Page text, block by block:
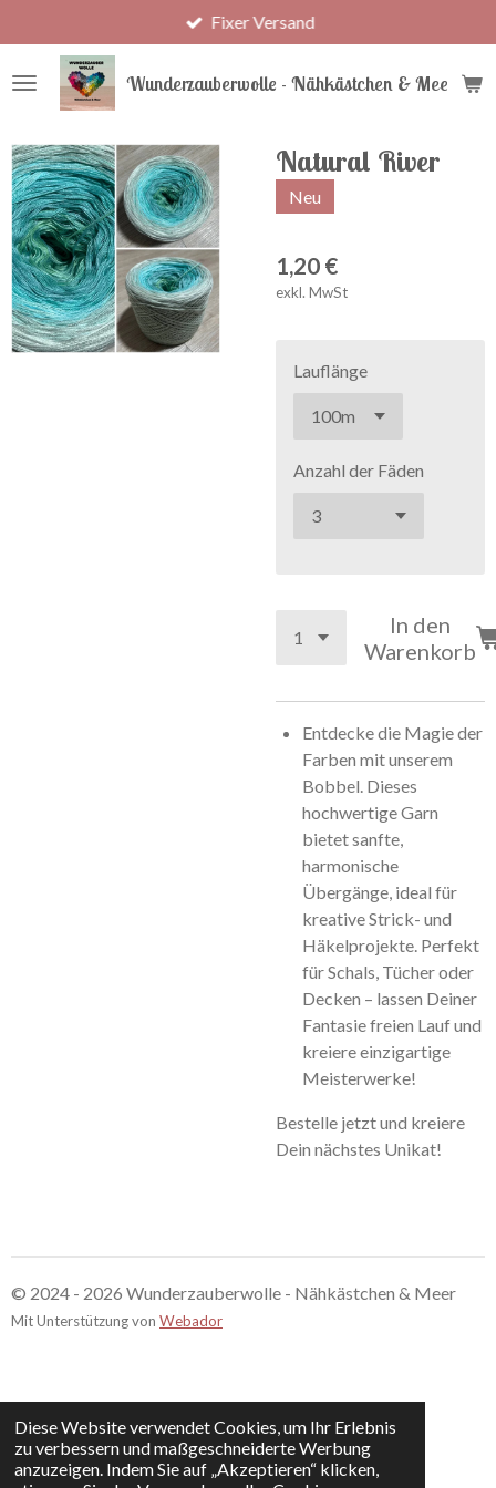
Diese Website verwendet Cookies, um Ihr Erlebnis
zu verbessern und maßgeschneiderte Werbung
anzuzeigen. Indem Sie auf „Akzeptieren“ klicken,
Hauptinhalt
springen
Wunderzauberwolle - Nähkästchen & Meer
Fixer Versand
Natural River
Neu
1,20 €
exkl. MwSt
Lauflänge
Anzahl der Fäden
In den
Warenkorb
Entdecke die Magie der
Farben mit unserem
Bobbel. Dieses
hochwertige Garn
bietet sanfte,
harmonische
Übergänge, ideal für
kreative Strick- und
Häkelprojekte. Perfekt
für Schals, Tücher oder
Decken – lassen Deiner
Fantasie freien Lauf und
kreiere einzigartige
Meisterwerke!
Bestelle jetzt und kreiere
Dein nächstes Unikat!
© 2024 - 2026 Wunderzauberwolle - Nähkästchen & Meer
Mit Unterstützung von Webador